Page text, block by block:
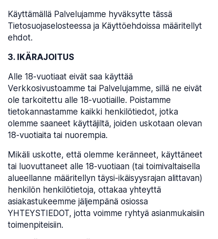
Käyttämällä Palvelujamme hyväksytte tässä
Tietosuojaselosteessa ja Käyttöehdoissa määritellyt
ehdot.
3. IKÄRAJOITUS
Alle 18-vuotiaat eivät saa käyttää
Verkkosivustoamme tai Palvelujamme, sillä ne eivät
ole tarkoitettu alle 18-vuotiaille. Poistamme
tietokannastamme kaikki henkilötiedot, jotka
olemme saaneet käyttäjiltä, joiden uskotaan olevan
18-vuotiaita tai nuorempia.
Mikäli uskotte, että olemme keränneet, käyttäneet
tai luovuttaneet alle 18-vuotiaan (tai toimivaltaisella
alueellanne määritellyn täysi-ikäisyysrajan alittavan)
henkilön henkilötietoja, ottakaa yhteyttä
asiakastukeemme jäljempänä osiossa
YHTEYSTIEDOT, jotta voimme ryhtyä asianmukaisiin
toimenpiteisiin.